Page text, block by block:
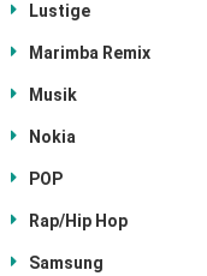
Lustige
Marimba Remix
Musik
Nokia
POP
Rap/Hip Hop
Samsung